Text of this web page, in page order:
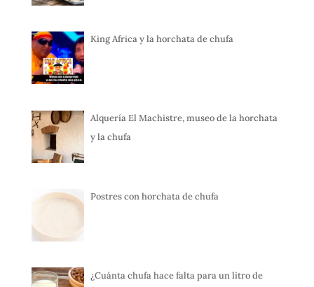
King Africa y la horchata de chufa
Alquería El Machistre, museo de la horchata
y la chufa
Postres con horchata de chufa
¿Cuánta chufa hace falta para un litro de